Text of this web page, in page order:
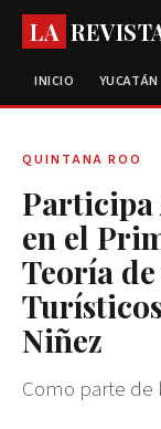
LA
INICIO YUCATÁN
QUINTANA ROO
Participa
en el
Teoría
Niñez
Como parte de